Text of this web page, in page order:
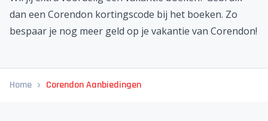
dan een Corendon kortingscode bij het boeken. Zo
bespaar je nog meer geld op je vakantie van Corendon!
Home Corendon Aanbiedingen